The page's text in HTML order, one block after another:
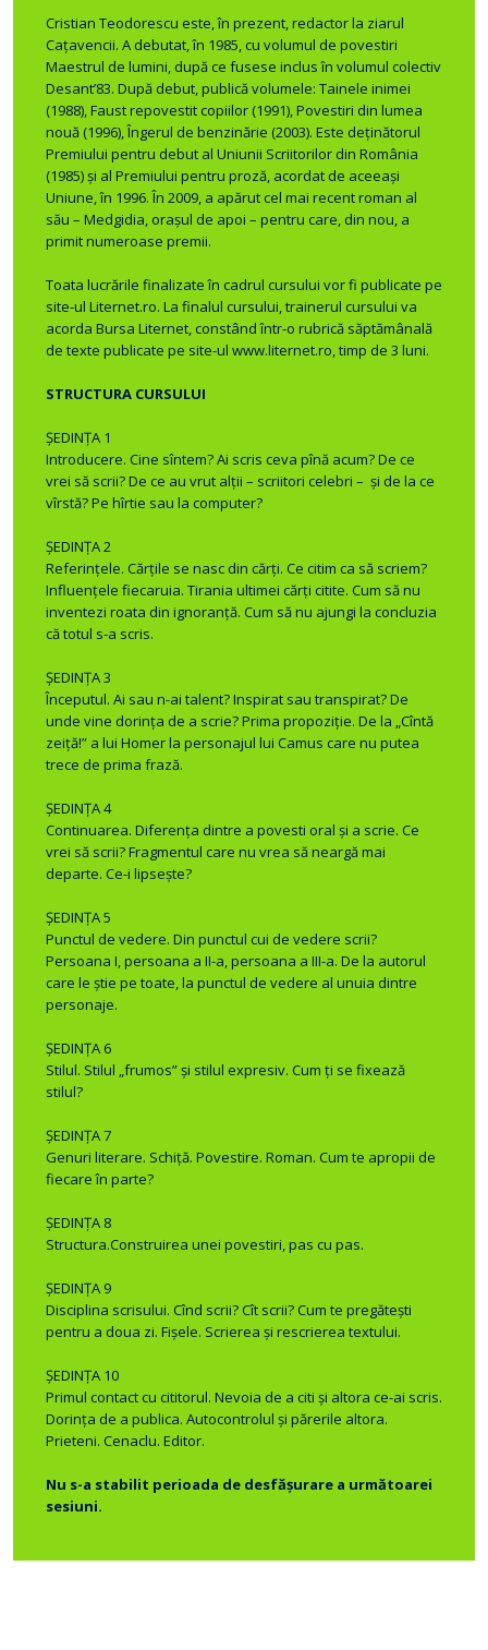
Cristian Teodorescu este, în prezent, redactor la ziarul
Caţavencii. A debutat, în 1985, cu volumul de povestiri
Maestrul de lumini, după ce fusese inclus în volumul colectiv
Desant’83. După debut, publică volumele: Tainele inimei
(1988), Faust repovestit copiilor (1991), Povestiri din lumea
nouă (1996), Îngerul de benzinărie (2003). Este deţinătorul
Premiului pentru debut al Uniunii Scriitorilor din România
(1985) şi al Premiului pentru proză, acordat de aceeaşi
Uniune, în 1996. În 2009, a apărut cel mai recent roman al
său – Medgidia, oraşul de apoi – pentru care, din nou, a
primit numeroase premii.
Toata lucrările finalizate în cadrul cursului vor fi publicate pe
site-ul Liternet.ro. La finalul cursului, trainerul cursului va
acorda Bursa Liternet, constând într-o rubrică săptămânală
de texte publicate pe site-ul www.liternet.ro, timp de 3 luni.
STRUCTURA CURSULUI
ȘEDINȚA 1
Introducere. Cine sîntem? Ai scris ceva pînă acum? De ce
vrei să scrii? De ce au vrut alţii – scriitori celebri – şi de la ce
vîrstă? Pe hîrtie sau la computer?
ȘEDINȚA 2
Referințele. Cărţile se nasc din cărţi. Ce citim ca să scriem?
Influenţele fiecaruia. Tirania ultimei cărţi citite. Cum să nu
inventezi roata din ignoranţă. Cum să nu ajungi la concluzia
că totul s-a scris.
ȘEDINȚA 3
Începutul. Ai sau n-ai talent? Inspirat sau transpirat? De
unde vine dorinţa de a scrie? Prima propoziţie. De la „Cîntă
zeiţă!” a lui Homer la personajul lui Camus care nu putea
trece de prima frază.
ȘEDINȚA 4
Continuarea. Diferenţa dintre a povesti oral şi a scrie. Ce
vrei să scrii? Fragmentul care nu vrea să neargă mai
departe. Ce-i lipseşte?
ȘEDINȚA 5
Punctul de vedere. Din punctul cui de vedere scrii?
Persoana I, persoana a II-a, persoana a III-a. De la autorul
care le ştie pe toate, la punctul de vedere al unuia dintre
personaje.
ȘEDINȚA 6
Stilul. Stilul „frumos” şi stilul expresiv. Cum ţi se fixează
stilul?
ȘEDINȚA 7
Genuri literare. Schiţă. Povestire. Roman. Cum te apropii de
fiecare în parte?
ȘEDINȚA 8
Structura.Construirea unei povestiri, pas cu pas.
ȘEDINȚA 9
Disciplina scrisului. Cînd scrii? Cît scrii? Cum te pregăteşti
pentru a doua zi. Fişele. Scrierea şi rescrierea textului.
ȘEDINȚA 10
Primul contact cu cititorul. Nevoia de a citi şi altora ce-ai scris.
Dorinţa de a publica. Autocontrolul şi părerile altora.
Prieteni. Cenaclu. Editor.
Nu s-a stabilit perioada de desfășurare a următoarei
sesiuni.